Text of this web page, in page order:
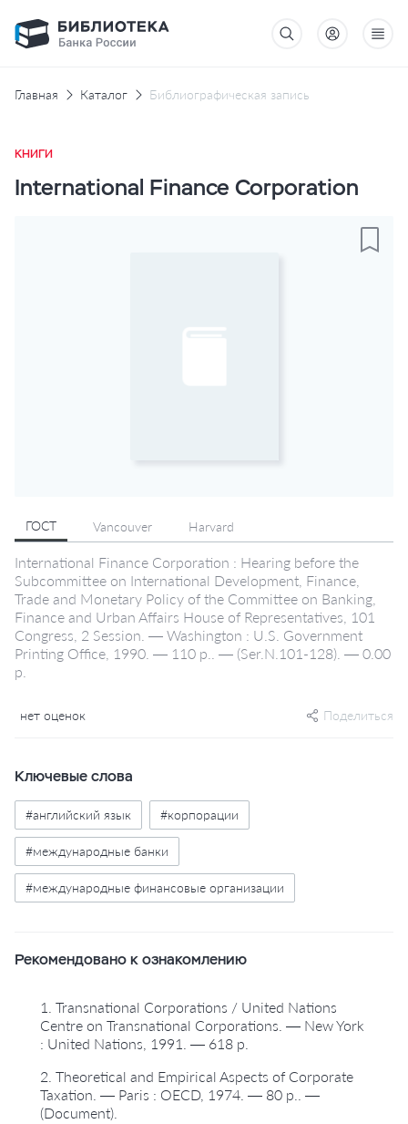
Главная Каталог Библиографическая запись
КНИГИ
International Finance Corporation
ГОСТ Vancouver Harvard
International Finance Corporation : Hearing before the
Subcommittee on International Development, Finance,
Trade and Monetary Policy of the Committee on Banking,
Finance and Urban Affairs House of Representatives, 101
Congress, 2 Session. — Washington : U.S. Government
Printing Office, 1990. — 110 p.. — (Ser.N.101-128). — 0.00
р.
нет оценок Поделиться
Ключевые слова
#английский язык #корпорации
#международные банки
#международные финансовые организации
Рекомендовано к ознакомлению
1. Transnational Corporations / United Nations
Centre on Transnational Corporations. — New York
: United Nations, 1991. — 618 p.
2. Theoretical and Empirical Aspects of Corporate
Taxation. — Paris : OECD, 1974. — 80 p.. —
(Document).